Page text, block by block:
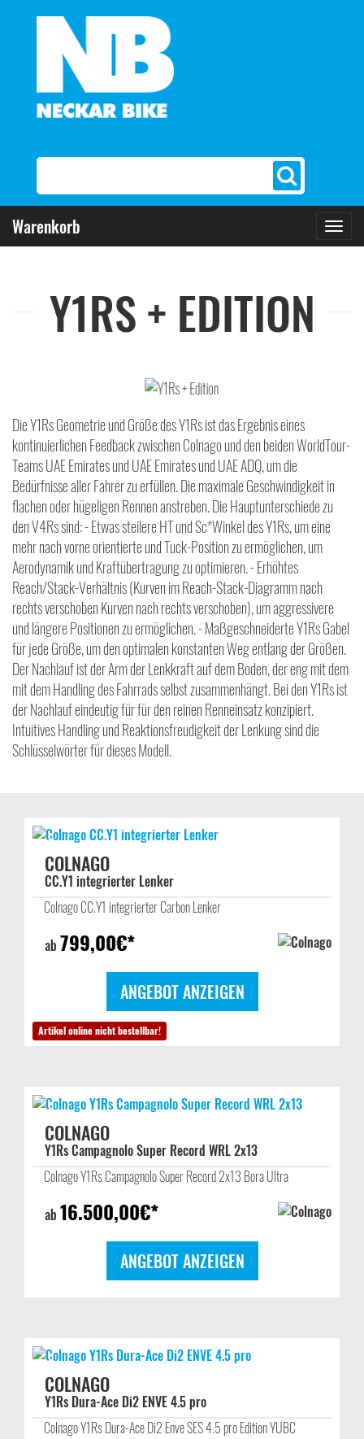
Warenkorb
Y1RS + EDITION
Die Y1Rs Geometrie und Größe des Y1Rs ist das Ergebnis eines
kontinuierlichen Feedback zwischen Colnago und den beiden WorldTour-
Teams UAE Emirates und UAE Emirates und UAE ADQ, um die
Bedürfnisse aller Fahrer zu erfüllen. Die maximale Geschwindigkeit in
flachen oder hügeligen Rennen anstreben. Die Hauptunterschiede zu
den V4Rs sind: - Etwas steilere HT und Sc*Winkel des Y1Rs, um eine
mehr nach vorne orientierte und Tuck-Position zu ermöglichen, um
Aerodynamik und Kraftübertragung zu optimieren. - Erhöhtes
Reach/Stack-Verhältnis (Kurven im Reach-Stack-Diagramm nach
rechts verschoben Kurven nach rechts verschoben), um aggressivere
und längere Positionen zu ermöglichen. - Maßgeschneiderte Y1Rs Gabel
für jede Größe, um den optimalen konstanten Weg entlang der Größen.
Der Nachlauf ist der Arm der Lenkkraft auf dem Boden, der eng mit dem
mit dem Handling des Fahrrads selbst zusammenhängt. Bei den Y1Rs ist
der Nachlauf eindeutig für für den reinen Renneinsatz konzipiert.
Intuitives Handling und Reaktionsfreudigkeit der Lenkung sind die
Schlüsselwörter für dieses Modell.
COLNAGO
CC.Y1 integrierter Lenker
Colnago CC.Y1 integrierter Carbon Lenker
ab 799,00€*
ANGEBOT ANZEIGEN
Artikel online nicht bestellbar!
COLNAGO
Y1Rs Campagnolo Super Record WRL 2x13
Colnago Y1Rs Campagnolo Super Record 2x13 Bora Ultra
ab 16.500,00€*
ANGEBOT ANZEIGEN
COLNAGO
Y1Rs Dura-Ace Di2 ENVE 4.5 pro
Colnago Y1Rs Dura-Ace Di2 Enve SES 4.5 pro Edition YUBC